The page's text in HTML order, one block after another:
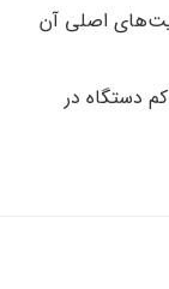
اصلی آن
دستگاه در